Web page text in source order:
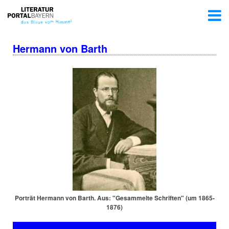
Hermann von Barth
Porträt Hermann von Barth. Aus: "Gesammelte Schriften" (um 1865-
1876)